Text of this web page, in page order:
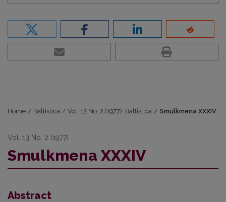
Home / Baltistica / Vol. 13 No. 2 (1977): Baltistica / Smulkmena XXXIV
Vol. 13 No. 2 (1977)
Smulkmena XXXIV
Abstract